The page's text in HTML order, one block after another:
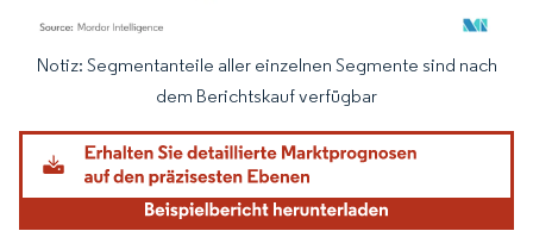
Bild © Mordor Intelligence. Wiederverwendung erfordert Namensnennung
Notiz: Segmentanteile aller einzelnen Segmente sind nach
dem Berichtskauf verfügbar